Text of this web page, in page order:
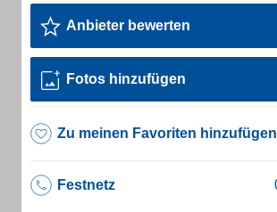
Anbieter bewerten
Fotos hinzufügen
Zu meinen Favoriten hinzufügen
Festnetz